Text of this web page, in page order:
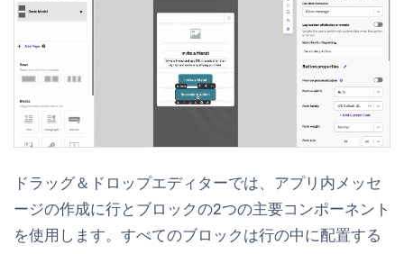
ドラッグ＆ドロップエディターでは、アプリ内メッセ
ージの作成に行とブロックの2つの主要コンポーネント
を使用します。すべてのブロックは行の中に配置する